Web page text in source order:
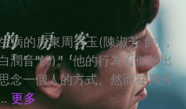
病的房東周秀玉(陳淑芳 飾)，
潤音 飾)。 他的行為看似超出
念一個人的方式。然而在周秀
更多